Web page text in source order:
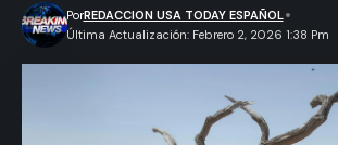
Última Actualización: Febrero 2, 2026 1:38 Pm
PorREDACCION USA TODAY ESPAÑOL